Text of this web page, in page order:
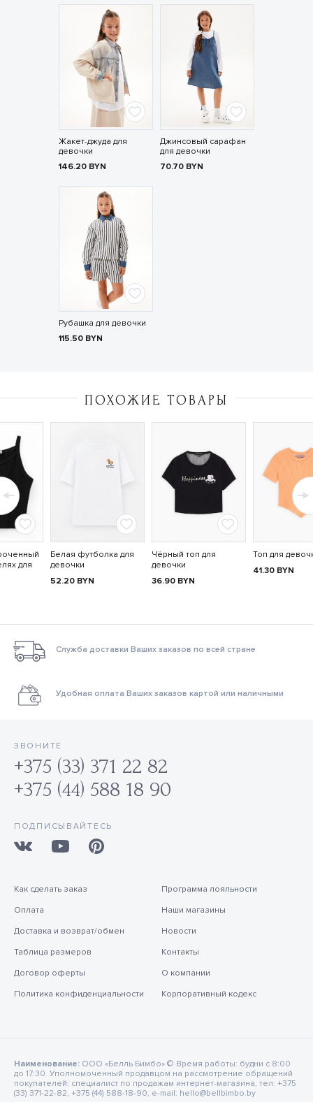
Жакет-джуда для
девочки
146.20 BYN
Джинсовый сарафан
для девочки
70.70 BYN
Рубашка для девочки
115.50 BYN
ПОХОЖИЕ ТОВАРЫ
для
Белая футболка для
девочки
52.20 BYN
Чёрный топ для
девочки
36.90 BYN
Топ для
41.30 BYN
Служба доставки Ваших заказов по всей стране
Удобная оплата Ваших заказов картой или наличными
ЗВОНИТЕ
+375 (33) 371 22 82
+375 (44) 588 18 90
ПОДПИСЫВАЙТЕСЬ
Как сделать заказ
Оплата
Доставка и возврат/обмен
Таблица размеров
Договор оферты
Политика конфиденциальности
Программа лояльности
Наши магазины
Новости
Контакты
О компании
Корпоративный кодекс
Наименование: ООО «Белль Бимбо» © Время работы: будни с 8:00
до 17:30. Уполномоченный продавцом на рассмотрение обращений
покупателей: специалист по продажам интернет-магазина, тел: +375
(33) 371-22-82, +375 (44) 588-18-90, e-mail: hello@bellbimbo.by